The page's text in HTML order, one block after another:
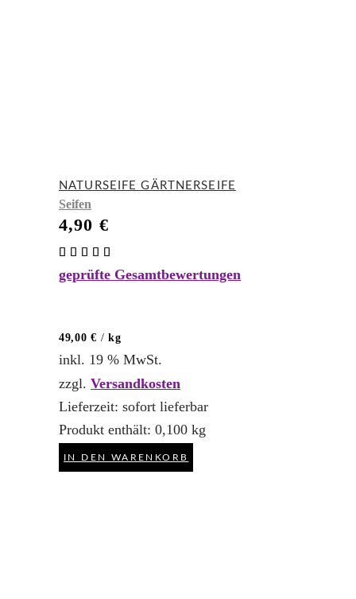
NATURSEIFE GÄRTNERSEIFE
Seifen
4,90 €
5.00
geprüfte Gesamtbewertungen
49,00€ /kg
inkl. 19 % MwSt.
zzgl. Versandkosten
Lieferzeit: sofort lieferbar
Produkt enthält: 0,100 kg
IN DEN WARENKORB